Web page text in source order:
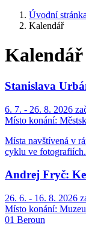
Úvodní stránka
Kalendář
Kalendář
Stanislava
6. 7. - 26. 8. 2026
Místo konání:
Místa navštívená v
cyklu ve
Andrej Fryč:
26. 6. - 16. 8. 2026
Místo konání:
01 Beroun